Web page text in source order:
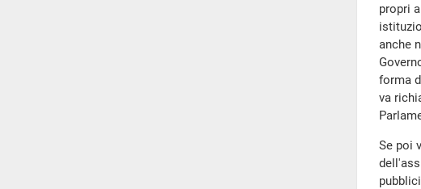
propri
anche
forma
va
Se poi